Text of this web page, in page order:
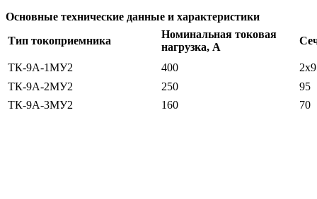
Основные технические данные и характеристики
Тип токоприемника
Номинальная токовая
нагрузка, А
ТК-9А-1МУ2 400
ТК-9А-2МУ2
250
95
ТК-9А-3МУ2
160 70